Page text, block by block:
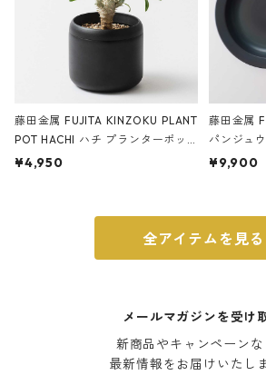
藤田金属 FUJITA KINZOKU PLANT
POT HACHI ハチ プランターポッ
ト 3号 ブラック
¥4,950
藤田金属
パンジュ
m ガス火
¥9,900
全アイテムを見る
メールマガジンを受け
新商品やキャンペーンな
最新情報をお届けいたし